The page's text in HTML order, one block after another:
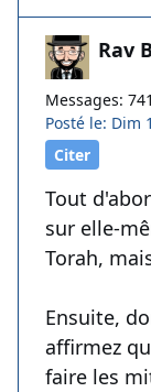
Rav
Messages:
Posté le: Dim
Citer
Tout
sur elle-
Torah,
Ensuite,
affirmez
faire les